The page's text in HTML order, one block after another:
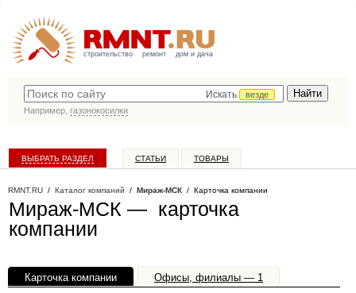
строительство ремонт дом и дача
Искать
везде
Например, газонокосилки
ВЫБРАТЬ РАЗДЕЛ СТАТЬИ ТОВАРЫ
RMNT.RU / Каталог компаний / Мираж-МСК / Карточка компании
Мираж-МСК — карточка
компании
Карточка компании Офисы, филиалы — 1